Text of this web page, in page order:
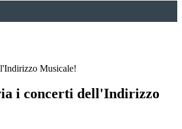
Musicale!
i concerti dell'Indirizzo